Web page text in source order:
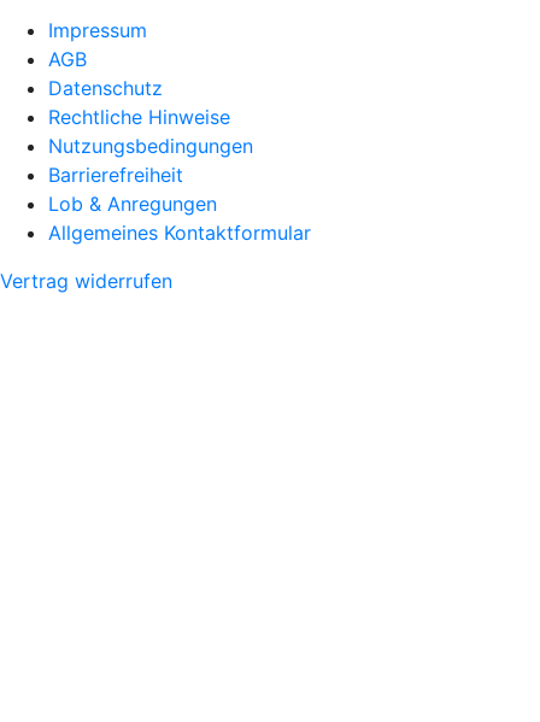
Impressum
AGB
Datenschutz
Rechtliche Hinweise
Nutzungsbedingungen
Barrierefreiheit
Lob & Anregungen
Allgemeines Kontaktformular
Vertrag widerrufen